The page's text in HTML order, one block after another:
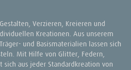
Verzieren, Kreieren und
Kreationen. Aus unserem
und Basismaterialien lassen sich
Mit Hilfe von Glitter, Federn,
sich aus jeder Standardkreation von